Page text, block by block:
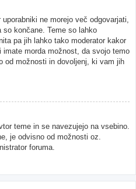
ne morejo več odgovarjati,
končane. Teme so lahko
pa jih lahko tako moderator kakor
morda možnost, da svojo temo
od možnosti in dovoljenj, ki vam jih
teme in se navezujejo na vsebino.
je odvisno od možnosti oz.
foruma.